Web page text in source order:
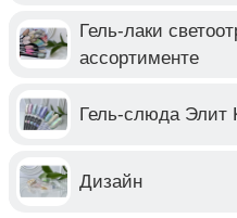
Гель-лаки
ассортименте
Гель-слюда Элит
Дизайн